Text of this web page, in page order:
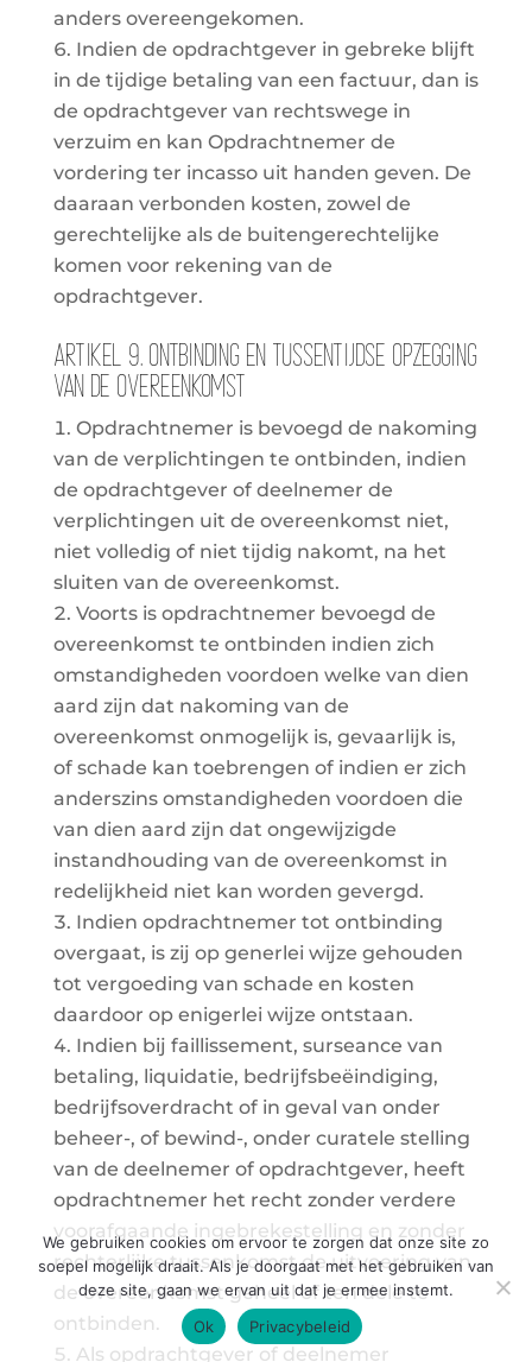
anders overeengekomen.
Indien de opdrachtgever in gebreke blijft
in de tijdige betaling van een factuur, dan is
de opdrachtgever van rechtswege in
verzuim en kan Opdrachtnemer de
vordering ter incasso uit handen geven. De
daaraan verbonden kosten, zowel de
gerechtelijke als de buitengerechtelijke
komen voor rekening van de
opdrachtgever.
Artikel 9. Ontbinding en tussentijdse opzegging
van de overeenkomst
Opdrachtnemer is bevoegd de nakoming
van de verplichtingen te ontbinden, indien
de opdrachtgever of deelnemer de
verplichtingen uit de overeenkomst niet,
niet volledig of niet tijdig nakomt, na het
sluiten van de overeenkomst.
Voorts is opdrachtnemer bevoegd de
overeenkomst te ontbinden indien zich
omstandigheden voordoen welke van dien
aard zijn dat nakoming van de
overeenkomst onmogelijk is, gevaarlijk is,
of schade kan toebrengen of indien er zich
anderszins omstandigheden voordoen die
van dien aard zijn dat ongewijzigde
instandhouding van de overeenkomst in
redelijkheid niet kan worden gevergd.
Indien opdrachtnemer tot ontbinding
overgaat, is zij op generlei wijze gehouden
tot vergoeding van schade en kosten
daardoor op enigerlei wijze ontstaan.
Indien bij faillissement, surseance van
betaling, liquidatie, bedrijfsbeëindiging,
bedrijfsoverdracht of in geval van onder
beheer-, of bewind-, onder curatele stelling
van de deelnemer of opdrachtgever, heeft
opdrachtnemer het recht zonder verdere
voorafgaande ingebrekestelling en zonder
rechterlijke tussenkomst de uitvoering van
de overeenkomst geheel of ten dele te
ontbinden.
Als opdrachtgever of deelnemer
We gebruiken cookies om ervoor te zorgen dat onze site zo
soepel mogelijk draait. Als je doorgaat met het gebruiken van
deze site, gaan we ervan uit dat je ermee instemt.
Ok
Privacybeleid